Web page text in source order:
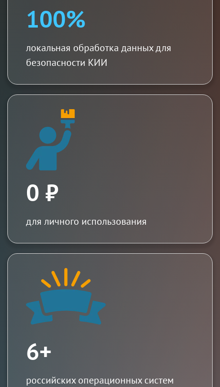
100%
локальная обработка данных для
безопасности КИИ
0 ₽
для личного использования
6+
российских операционных систем